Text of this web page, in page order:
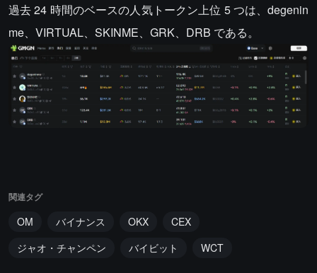
過去 24 時間のベースの人気トークン上位 5 つは、degenin
me、VIRTUAL、SKINME、GRK、DRB である。
関連タグ
OM バイナンス OKX
CEX
ジャオ・チャンペン
バイビット WCT